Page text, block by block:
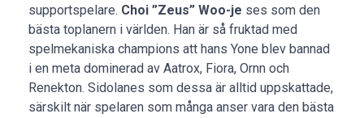
supportspelare. Choi ”Zeus” Woo-je ses som den
bästa toplanern i världen. Han är så fruktad med
spelmekaniska champions att hans Yone blev bannad
i en meta dominerad av Aatrox, Fiora, Ornn och
Renekton. Sidolanes som dessa är alltid uppskattade,
särskilt när spelaren som många anser vara den bästa